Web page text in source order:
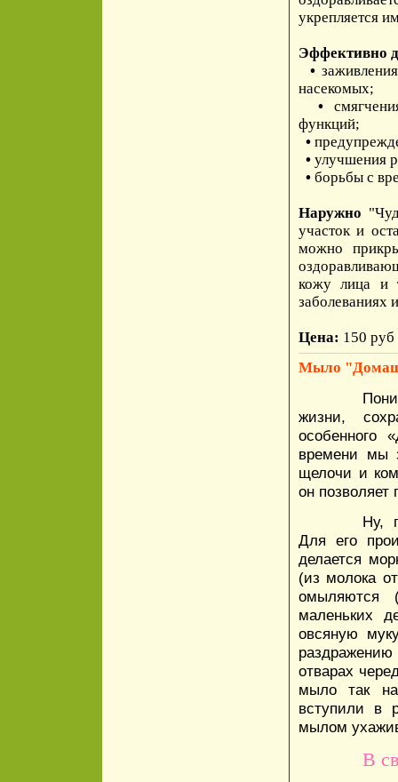
укрепляется
Эффективно
•
насекомых;
•
функций;
•
• улучшения
• борьбы с
Наружно
участок и
можно
кожу лица и
заболеваниях
Цена: 150 руб
Мыло
жизни,
особенного
времени мы
щелочи и
он позволяет
Ну,
Для его
делается
(из молока
омыляются
маленьких
овсяную
отварах
мыло так
вступили в
мылом
В